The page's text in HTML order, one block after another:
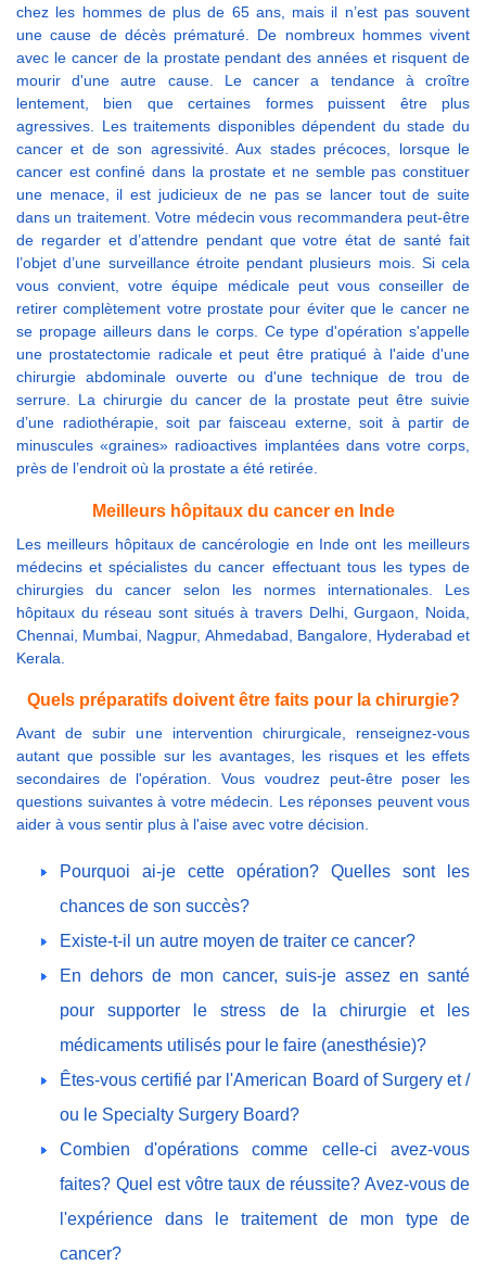
chez les hommes de plus de 65 ans, mais il n’est pas souvent
une cause de décès prématuré. De nombreux hommes vivent
avec le cancer de la prostate pendant des années et risquent de
mourir d'une autre cause. Le cancer a tendance à croître
lentement, bien que certaines formes puissent être plus
agressives. Les traitements disponibles dépendent du stade du
cancer et de son agressivité. Aux stades précoces, lorsque le
cancer est confiné dans la prostate et ne semble pas constituer
une menace, il est judicieux de ne pas se lancer tout de suite
dans un traitement. Votre médecin vous recommandera peut-être
de regarder et d’attendre pendant que votre état de santé fait
l’objet d’une surveillance étroite pendant plusieurs mois. Si cela
vous convient, votre équipe médicale peut vous conseiller de
retirer complètement votre prostate pour éviter que le cancer ne
se propage ailleurs dans le corps. Ce type d'opération s'appelle
une prostatectomie radicale et peut être pratiqué à l'aide d'une
chirurgie abdominale ouverte ou d'une technique de trou de
serrure. La chirurgie du cancer de la prostate peut être suivie
d’une radiothérapie, soit par faisceau externe, soit à partir de
minuscules «graines» radioactives implantées dans votre corps,
près de l’endroit où la prostate a été retirée.
Meilleurs hôpitaux du cancer en Inde
Les meilleurs hôpitaux de cancérologie en Inde ont les meilleurs
médecins et spécialistes du cancer effectuant tous les types de
chirurgies du cancer selon les normes internationales. Les
hôpitaux du réseau sont situés à travers Delhi, Gurgaon, Noida,
Chennai, Mumbai, Nagpur, Ahmedabad, Bangalore, Hyderabad et
Kerala.
Quels préparatifs doivent être faits pour la chirurgie?
Avant de subir une intervention chirurgicale, renseignez-vous
autant que possible sur les avantages, les risques et les effets
secondaires de l'opération. Vous voudrez peut-être poser les
questions suivantes à votre médecin. Les réponses peuvent vous
aider à vous sentir plus à l'aise avec votre décision.
Pourquoi ai-je cette opération? Quelles sont les
chances de son succès?
Existe-t-il un autre moyen de traiter ce cancer?
En dehors de mon cancer, suis-je assez en santé
pour supporter le stress de la chirurgie et les
médicaments utilisés pour le faire (anesthésie)?
Êtes-vous certifié par l'American Board of Surgery et /
ou le Specialty Surgery Board?
Combien d'opérations comme celle-ci avez-vous
faites? Quel est vôtre taux de réussite? Avez-vous de
l'expérience dans le traitement de mon type de
cancer?